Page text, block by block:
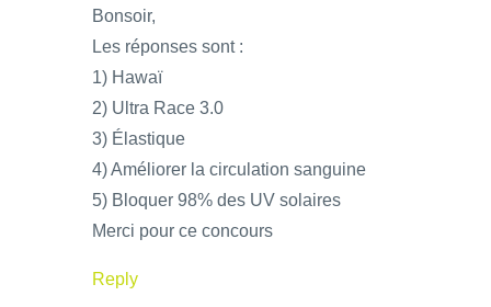
Bonsoir,
Les réponses sont :
1) Hawaï
2) Ultra Race 3.0
3) Élastique
4) Améliorer la circulation sanguine
5) Bloquer 98% des UV solaires
Merci pour ce concours
Reply